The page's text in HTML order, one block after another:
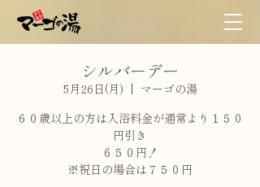
シルバーデー
5月26日(月)
  |
マーゴの湯
６０歳以上の方は入浴料金が通常より１５０
円引き
６５０円！
※祝日の場合は７５０円